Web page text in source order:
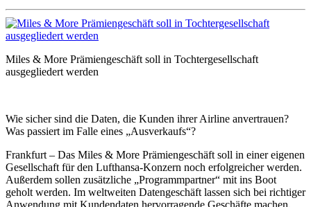
Miles & More Prämiengeschäft soll in Tochtergesellschaft
ausgegliedert werden
Wie sicher sind die Daten, die Kunden ihrer Airline anvertrauen?
Was passiert im Falle eines „Ausverkaufs“?
Frankfurt – Das Miles & More Prämiengeschäft soll in einer eigenen
Gesellschaft für den Lufthansa-Konzern noch erfolgreicher werden.
Außerdem sollen zusätzliche „Programmpartner“ mit ins Boot
geholt werden. Im weltweiten Datengeschäft lassen sich bei richtiger
Anwendung mit Kundendaten hervorragende Geschäfte machen.